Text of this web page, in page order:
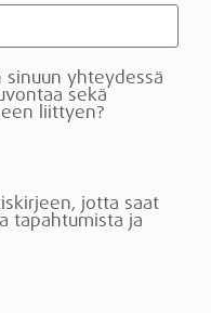
yhteydessä
sekä
liittyen?
jotta saat
tapahtumista ja